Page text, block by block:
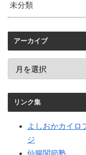
未分類
アーカイブ
リンク集
よしおかカイロ
ジ